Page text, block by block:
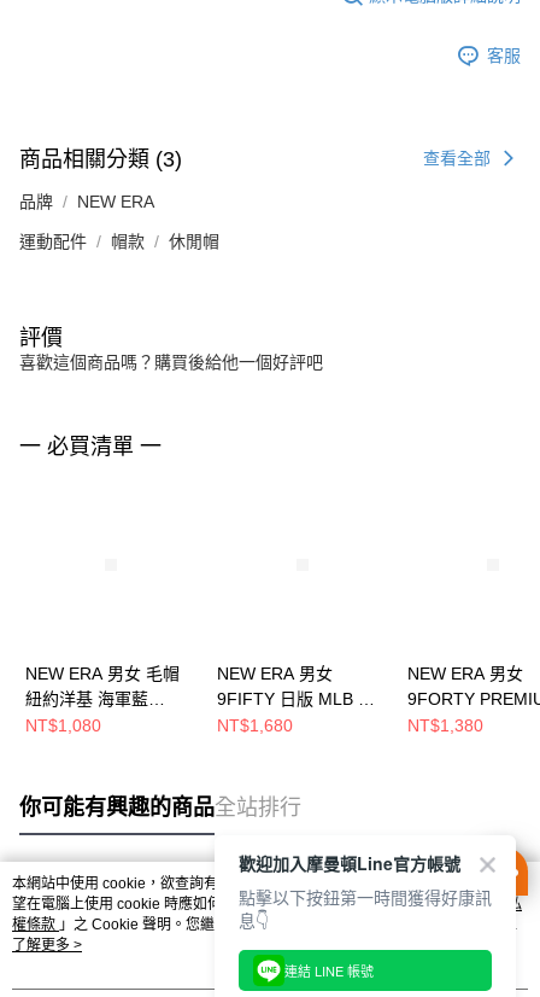
客服
商品相關分類 (3) 查看全部
品牌 NEW ERA
運動配件 帽款 休閒帽
評價
喜歡這個商品嗎？購買後給他一個好評吧
一 必買清單 一
NEW ERA 男女 毛帽
紐約洋基 海軍藍
NE70790265
NT$1,080
NEW ERA 男女
9FIFTY 日版 MLB W
LOGO 紐約洋基 海軍
NT$1,680
NEW ERA 男女
9FORTY
FELT OTC 紐約
NT$1,380
你可能有興趣的商品全站排行
熱門標籤
本網站中使用 cookie，欲查詢有關本網站使用 cookie 方式之詳情，及若您不希
望在電腦上使用 cookie 時應如何變更電腦的 cookie 設定，請參閱本網站「
隱私
權條款 」之 Cookie 聲明。您繼續使用本網站即表示您同意本公司得按本網站使
用條款之 Cookie 聲明使用 cookie。
了解更多 >
歡迎加入摩曼頓Line官方帳號
點擊以下按鈕第一時間獲得好康訊
息👇
連結 LINE 帳號